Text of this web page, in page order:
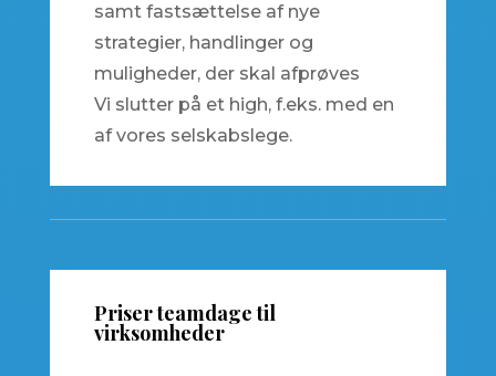
samt fastsættelse af nye
strategier, handlinger og
muligheder, der skal afprøves
Vi slutter på et high, f.eks. med en
af vores selskabslege.
Priser teamdage til
virksomheder